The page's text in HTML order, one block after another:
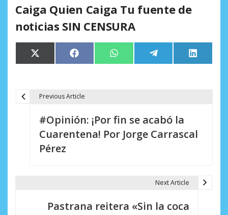
Caiga Quien Caiga Tu fuente de
noticias SIN CENSURA
Compartir
en
X
(Twitter)
Compartir
en
Facebook Compartir
en
WhatsApp Compartir
en
Telegram
en
LinkedIn
Previous Article
#Opinión: ¡Por fin se acabó la
Cuarentena! Por Jorge Carrascal
Pérez
Next Article
Pastrana reitera «Sin la coca